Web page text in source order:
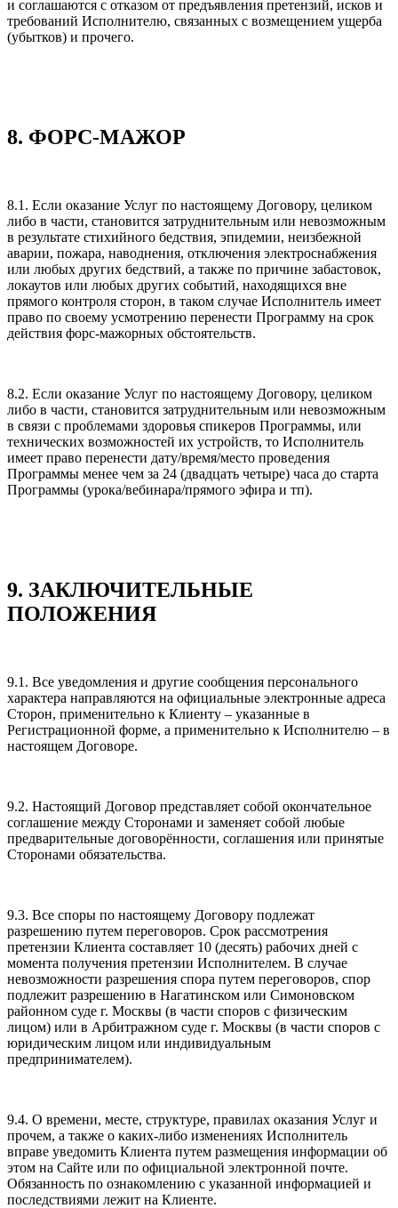
и соглашаются с отказом от предъявления претензий, исков и
требований Исполнителю, связанных с возмещением ущерба
(убытков) и прочего.
8. ФОРС-МАЖОР
8.1. Если оказание Услуг по настоящему Договору, целиком
либо в части, становится затруднительным или невозможным
в результате стихийного бедствия, эпидемии, неизбежной
аварии, пожара, наводнения, отключения электроснабжения
или любых других бедствий, а также по причине забастовок,
локаутов или любых других событий, находящихся вне
прямого контроля сторон, в таком случае Исполнитель имеет
право по своему усмотрению перенести Программу на срок
действия форс-мажорных обстоятельств.
8.2. Если оказание Услуг по настоящему Договору, целиком
либо в части, становится затруднительным или невозможным
в связи с проблемами здоровья спикеров Программы, или
технических возможностей их устройств, то Исполнитель
имеет право перенести дату/время/место проведения
Программы менее чем за 24 (двадцать четыре) часа до старта
Программы (урока/вебинара/прямого эфира и тп).
9. ЗАКЛЮЧИТЕЛЬНЫЕ
ПОЛОЖЕНИЯ
9.1. Все уведомления и другие сообщения персонального
характера направляются на официальные электронные адреса
Сторон, применительно к Клиенту – указанные в
Регистрационной форме, а применительно к Исполнителю – в
настоящем Договоре.
9.2. Настоящий Договор представляет собой окончательное
соглашение между Сторонами и заменяет собой любые
предварительные договорённости, соглашения или принятые
Сторонами обязательства.
9.3. Все споры по настоящему Договору подлежат
разрешению путем переговоров. Срок рассмотрения
претензии Клиента составляет 10 (десять) рабочих дней с
момента получения претензии Исполнителем. В случае
невозможности разрешения спора путем переговоров, спор
подлежит разрешению в Нагатинском или Симоновском
районном суде г. Москвы (в части споров с физическим
лицом) или в Арбитражном суде г. Москвы (в части споров с
юридическим лицом или индивидуальным
предпринимателем).
9.4. О времени, месте, структуре, правилах оказания Услуг и
прочем, а также о каких-либо изменениях Исполнитель
вправе уведомить Клиента путем размещения информации об
этом на Сайте или по официальной электронной почте.
Обязанность по ознакомлению с указанной информацией и
последствиями лежит на Клиенте.